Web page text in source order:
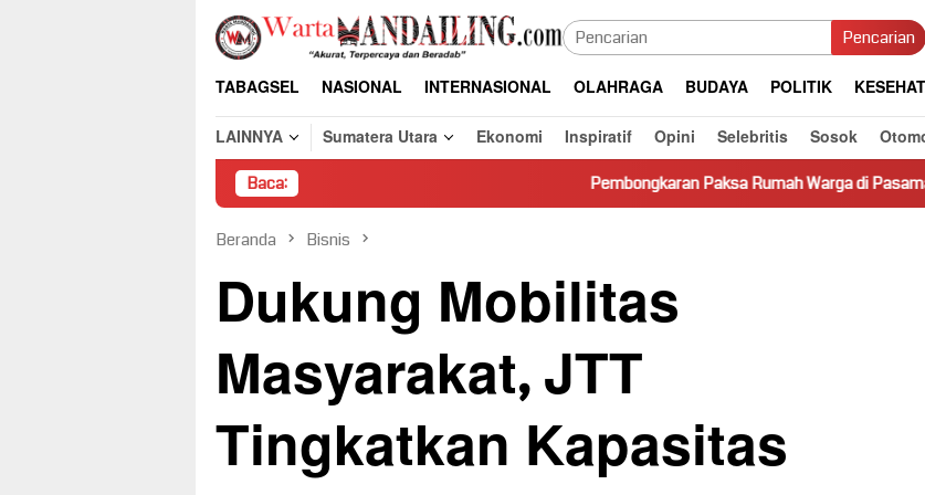
Loncat
konten
Pencarian
TABAGSEL NASIONAL INTERNASIONAL OLAHRAGA BUDAYA POLITIK
LAINNYA
Sumatera Utara Ekonomi Inspiratif Opini Selebritis Sosok
Baca: Pembongkaran Paksa Rumah Warga di Pasaman Tanpa Dasar
Beranda Bisnis
Dukung Mobilitas
Masyarakat, JTT
Tingkatkan Kapasitas